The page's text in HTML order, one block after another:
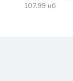
Марка107.99 кб